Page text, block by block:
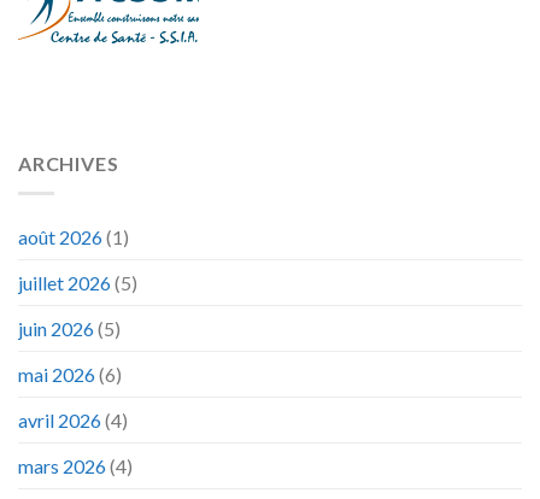
ARCHIVES
août 2026(1)
juillet 2026(5)
juin 2026(5)
mai 2026(6)
avril 2026(4)
mars 2026(4)